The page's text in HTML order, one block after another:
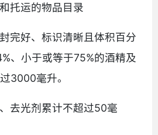
托运的物品目录
封完好、标识清晰且体积百分
、小于或等于75%的酒精及
3000毫升。
、去光剂累计不超过50毫